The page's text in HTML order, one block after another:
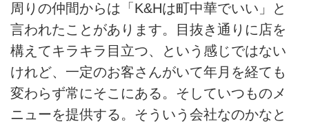
周りの仲間からは「K&Hは町中華でいい」と
言われたことがあります。目抜き通りに店を
構えてキラキラ目立つ、という感じではない
けれど、一定のお客さんがいて年月を経ても
変わらず常にそこにある。そしていつものメ
ニューを提供する。そういう会社なのかなと